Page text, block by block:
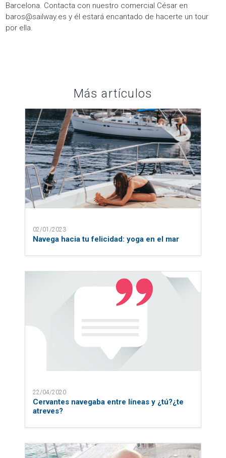
Barcelona. Contacta con nuestro comercial César en
baros@sailway.es y él estará encantado de hacerte un tour
por ella.
Más artículos
02/01/2023
Navega hacia tu felicidad: yoga en el mar
22/04/2020
Cervantes navegaba entre líneas y ¿tú?¿te
atreves?